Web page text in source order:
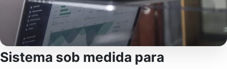
Sistema sob medida para